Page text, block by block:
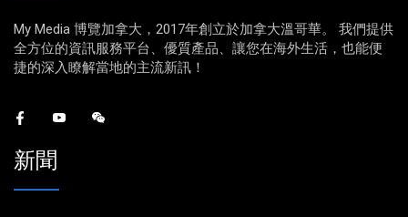
My Media 博覽加拿大，2017年創立於加拿大溫哥華。 我們提供
全方位的資訊服務平台、優質產品、讓您在海外生活，也能便
捷的深入瞭解當地的主流新訊！
新聞